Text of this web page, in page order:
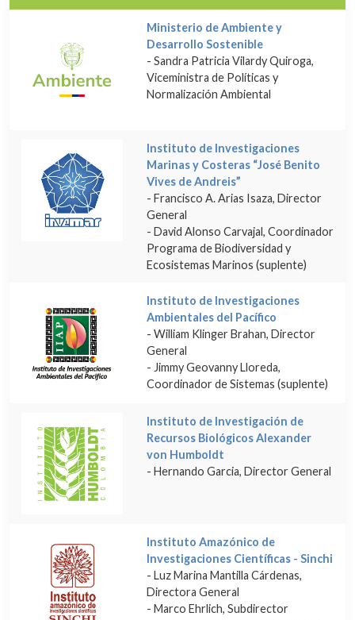
Ministerio de Ambiente y
Desarrollo Sostenible
- Sandra Patricia Vilardy Quiroga,
Viceministra de Políticas y
Normalización Ambiental
Instituto de Investigaciones
Marinas y Costeras “José Benito
Vives de Andreis”
- Francisco A. Arias Isaza, Director
General
- David Alonso Carvajal, Coordinador
Programa de Biodiversidad y
Ecosistemas Marinos (suplente)
Instituto de Investigaciones
Ambientales del Pacífico
- William Klinger Brahan, Director
General
- Jimmy Geovanny Lloreda,
Coordinador de Sistemas (suplente)
Instituto de Investigación de
Recursos Biológicos Alexander
von Humboldt
- Hernando Garcia, Director General
Instituto Amazónico de
Investigaciones Científicas - Sinchi
- Luz Marina Mantilla Cárdenas,
Directora General
- Marco Ehrlich, Subdirector